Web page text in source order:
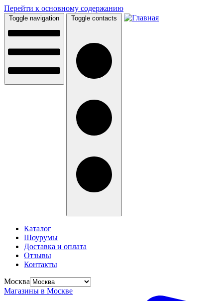
Перейти к основному содержанию
Toggle navigation Toggle contacts
Каталог
Шоурумы
Доставка и оплата
Отзывы
Контакты
Москва
Магазины в Москве